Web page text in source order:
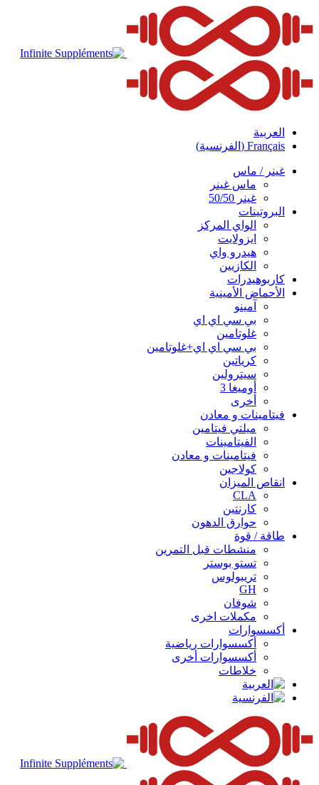
العربية
Français
( الفرنسية)
غينر / ماس
ماس غينر
غينر 50/50
البروتينات
الواي المركز
ايزولايت
هيدرو واي
الكازيين
كاربوهيدرات
الأحماض الأمينية
آمينو
بي سي اي اي
غلوتامين
بي سي اي اي+غلوتامين
كرياتين
سيترولين
أوميغا 3
أخرى
فيتامينات و معادن
ميلتي فيتامين
الفيتامينات
فيتامينات و معادن
كولاجين
انقاص الميزان
CLA
كارنتين
حوارق الدهون
طاقة / قوة
منشطات قبل التمرين
تستو بوستر
تريبولوس
GH
شوفان
مكملات اخرى
أكسسوارات
أكسسوارات رياضية
أكسسوارات أخرى
خلاطات